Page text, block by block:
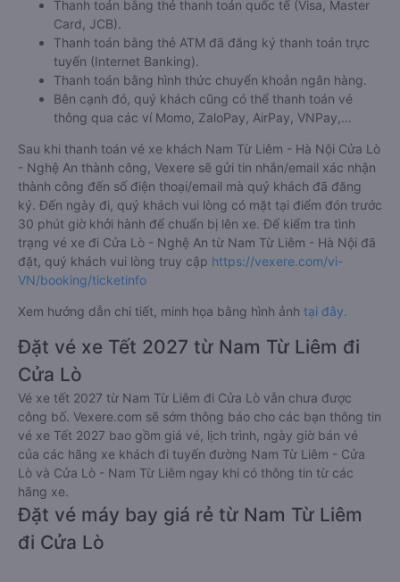
Thanh toán bằng thẻ thanh toán quốc tế (Visa, Master
Card, JCB).
Thanh toán bằng thẻ ATM đã đăng ký thanh toán trực
tuyến (Internet Banking).
Thanh toán bằng hình thức chuyển khoản ngân hàng.
Bên cạnh đó, quý khách cũng có thể thanh toán vé
thông qua các ví Momo, ZaloPay, AirPay, VNPay,…
Sau khi thanh toán vé xe khách Nam Từ Liêm - Hà Nội Cửa Lò
- Nghệ An thành công, Vexere sẽ gửi tin nhắn/email xác nhận
thành công đến số điện thoại/email mà quý khách đã đăng
ký. Đến ngày đi, quý khách vui lòng có mặt tại điểm đón trước
30 phút giờ khởi hành để chuẩn bị lên xe. Để kiểm tra tình
trạng vé xe đi Cửa Lò - Nghệ An từ Nam Từ Liêm - Hà Nội đã
đặt, quý khách vui lòng truy cập https://vexere.com/vi-
VN/booking/ticketinfo
Xem hướng dẫn chi tiết, minh họa bằng hình ảnh tại đây.
Đặt vé xe Tết 2027 từ Nam Từ Liêm đi
Cửa Lò
Vé xe tết 2027 từ Nam Từ Liêm đi Cửa Lò vẫn chưa được
công bố. Vexere.com sẽ sớm thông báo cho các bạn thông tin
vé xe Tết 2027 bao gồm giá vé, lịch trình, ngày giờ bán vé
của các hãng xe khách đi tuyến đường Nam Từ Liêm - Cửa
Lò và Cửa Lò - Nam Từ Liêm ngay khi có thông tin từ các
hãng xe.
Đặt vé máy bay giá rẻ từ Nam Từ Liêm
đi Cửa Lò